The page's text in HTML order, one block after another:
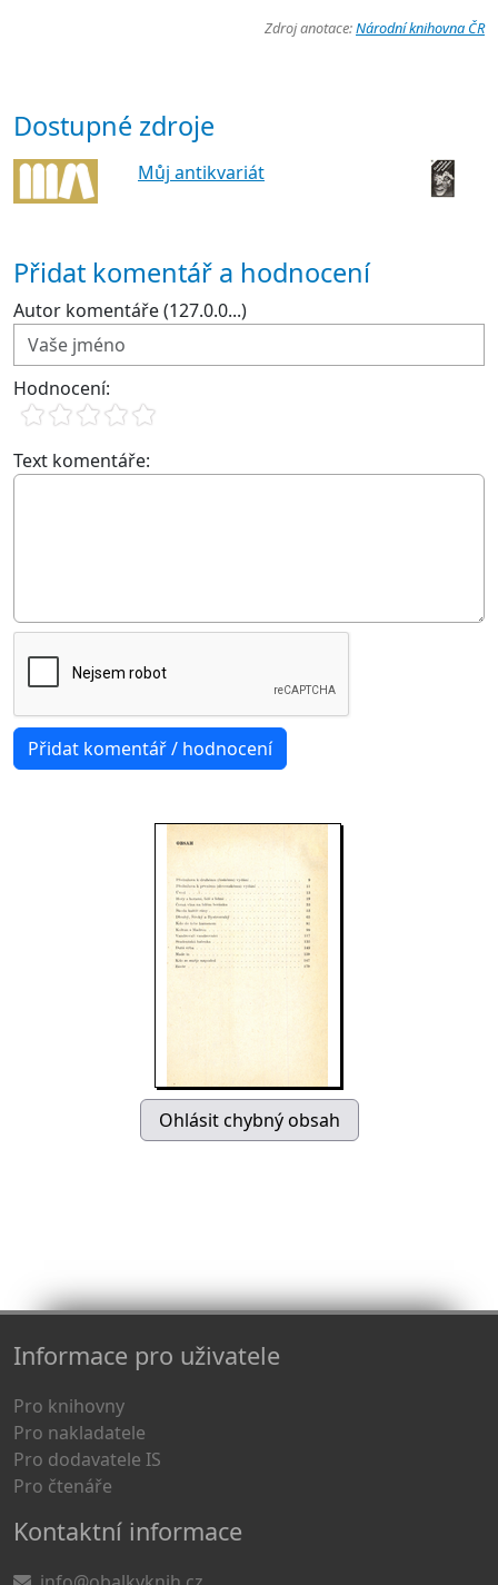
Zdroj anotace:Národní knihovna ČR
Dostupné zdroje
Můj antikvariát
Přidat komentář a hodnocení
Autor komentáře (127.0.0...)
Hodnocení:
Text komentáře:
Informace pro uživatele
Pro knihovny
Pro nakladatele
Pro dodavatele IS
Pro čtenáře
Kontaktní informace